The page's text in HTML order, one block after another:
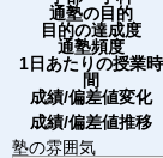
通塾の目的
目的の達成度
通塾頻度
1日あたりの授業時
間
成績/偏差値変化
成績/偏差値推移
塾の雰囲気